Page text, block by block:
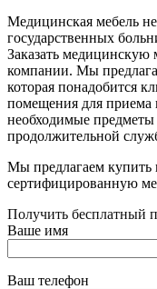
Медицинская мебель
государственных
Заказать
компании. Мы
которая понадобится
помещения для приема
необходимые предметы
продолжительной
Мы предлагаем купить
сертифицированную
Получить бесплатный
Ваше имя
Ваш телефон